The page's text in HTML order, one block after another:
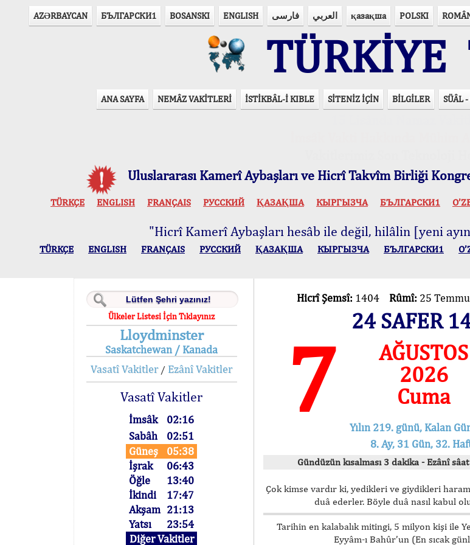
AZӘRBAYCAN БЪЛГАРСКИ1 BOSANSKI ENGLISH فارسی العربي қазақша POLSKI
TÜRKİYE
ANA SAYFA NEMÂZ VAKİTLERİ İSTİKBÂL-İ KIBLE SİTENİZ İÇİN BİLGİLER SÜÂL
Uluslararası Kamerî Aybaşları ve Hicrî Takvîm Birliği
TÜRKÇE ENGLISH FRANÇAIS РУССКИЙ ҚАЗАҚША КЫPГЫЗЧA БЪЛГАРСКИ1
"Hicrî Kamerî Aybaşları hesâb ile değil, hilâlin [yeni
TÜRKÇE ENGLISH FRANÇAIS РУССКИЙ ҚАЗАҚША КЫPГЫЗЧA БЪЛГАРСКИ1
Ülkeler Listesi İçin Tıklayınız
Lloydminster
Saskatchewan / Kanada
Vasatî Vakitler/ Ezânî Vakitler
Vasatî Vakitler
İmsâk
02:16
Sabâh
02:51
Güneş
05:38
İşrak
06:43
Öğle
13:40
İkindi
17:47
Akşam 21:13
Yatsı
23:54
Diğer Vakitler
Hicrî Şemsî: 1404 Rûmî: 25
24 SAFER
7
AĞUSTOS
2026
Cuma
Yılın 219. günü, Kalan
8. Ay, 31 Gün, 32.
Gündüzün kısalması 3 dakika - Ezânî
Çok kimse vardır ki, yedikleri ve giydikleri
duâ ederler. Böyle duâ nasıl kabul
Tarihin en kalabalık mitingi, 5 milyon kişi ile
Eyyâm-ı Bahûr’un (En sıcak